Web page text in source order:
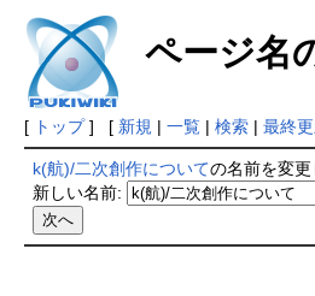
ページ名
[ トップ] [ 新規 | 一覧| 検索| 最終
k(航)/二次創作についての名前を変更
新しい名前: